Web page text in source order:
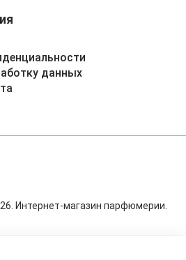
данных
Интернет-магазин парфюмерии.